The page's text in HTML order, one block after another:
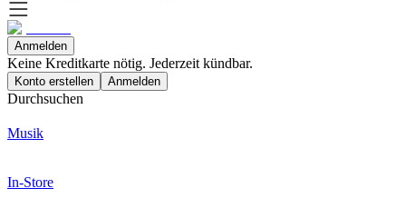
Anmelden
Keine Kreditkarte nötig. Jederzeit kündbar.
Konto erstellen Anmelden
Durchsuchen
Musik
In-Store